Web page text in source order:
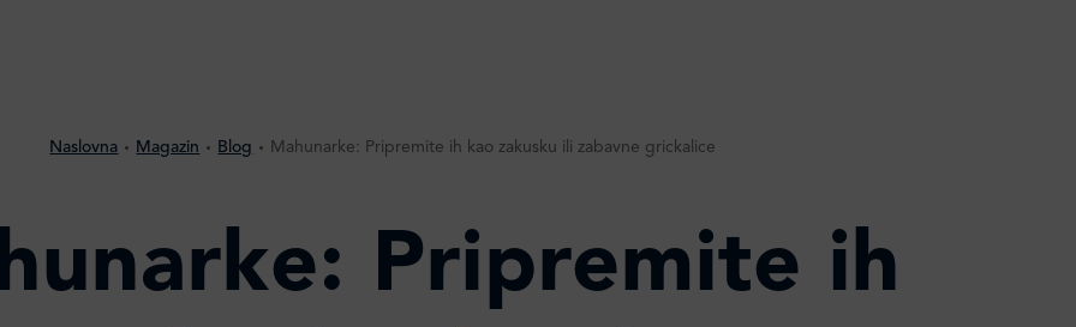
Naslovna Magazin Blog Mahunarke: Pripremite ih kao zakusku ili zabavne grickalice
Pripremite ih